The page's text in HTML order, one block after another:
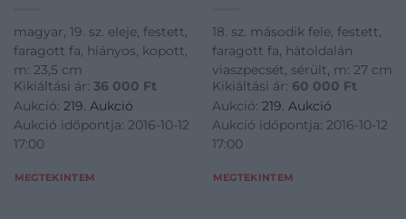
magyar, 19. sz. eleje, festett,
faragott fa, hiányos, kopott,
m: 23,5 cm
Kikiáltási ár: 36 000 Ft
Aukció: 219. Aukció
Aukció időpontja: 2016-10-12
17:00
MEGTEKINTEM
18. sz. második fele, festett,
faragott fa, hátoldalán
viaszpecsét, sérült, m: 27 cm
Kikiáltási ár: 60 000 Ft
Aukció: 219. Aukció
Aukció időpontja: 2016-10-12
17:00
MEGTEKINTEM